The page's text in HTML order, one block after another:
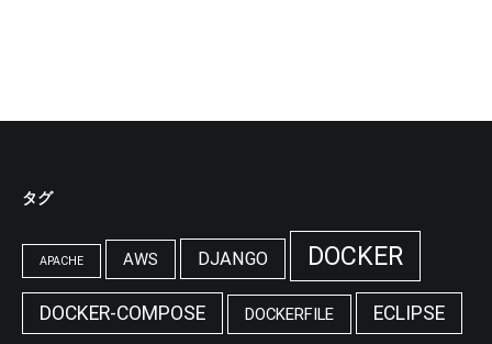
タグ
APACHE AWS DJANGO DOCKER
DOCKER-COMPOSE DOCKERFILE ECLIPSE